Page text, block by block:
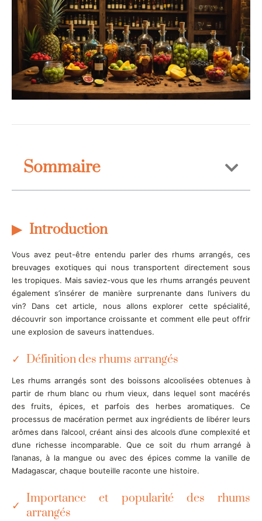
Sommaire
Introduction
Vous avez peut-être entendu parler des rhums arrangés, ces
breuvages exotiques qui nous transportent directement sous
les tropiques. Mais saviez-vous que les rhums arrangés peuvent
également s’insérer de manière surprenante dans l’univers du
vin? Dans cet article, nous allons explorer cette spécialité,
découvrir son importance croissante et comment elle peut offrir
une explosion de saveurs inattendues.
Définition des rhums arrangés
Les rhums arrangés sont des boissons alcoolisées obtenues à
partir de rhum blanc ou rhum vieux, dans lequel sont macérés
des fruits, épices, et parfois des herbes aromatiques. Ce
processus de macération permet aux ingrédients de libérer leurs
arômes dans l’alcool, créant ainsi des alcools d’une complexité et
d’une richesse incomparable. Que ce soit du rhum arrangé à
l’ananas, à la mangue ou avec des épices comme la vanille de
Madagascar, chaque bouteille raconte une histoire.
Importance et popularité des rhums
arrangés